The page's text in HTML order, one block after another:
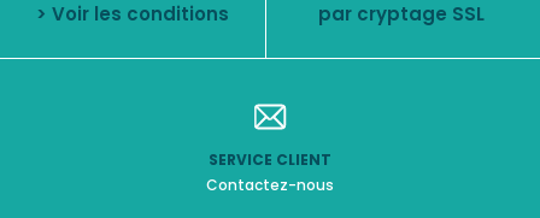
> Voir les conditions par cryptage SSL
SERVICE CLIENT
Contactez-nous